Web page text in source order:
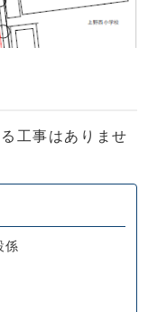
工事はありませ
係